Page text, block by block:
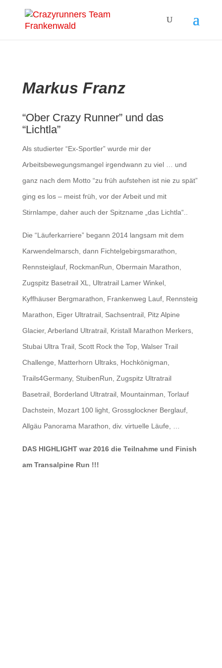
Markus Franz
“Ober Crazy Runner” und das
“Lichtla”
Als studierter “Ex-Sportler” wurde mir der
Arbeitsbewegungsmangel irgendwann zu viel … und
ganz nach dem Motto “zu früh aufstehen ist nie zu spät”
ging es los – meist früh, vor der Arbeit und mit
Stirnlampe, daher auch der Spitzname „das Lichtla“..
Die “Läuferkarriere” begann 2014 langsam mit dem
Karwendelmarsch, dann Fichtelgebirgsmarathon,
Rennsteiglauf, RockmanRun, Obermain Marathon,
Zugspitz Basetrail XL, Ultratrail Lamer Winkel,
Kyffhäuser Bergmarathon, Frankenweg Lauf, Rennsteig
Marathon, Eiger Ultratrail, Sachsentrail, Pitz Alpine
Glacier, Arberland Ultratrail, Kristall Marathon Merkers,
Stubai Ultra Trail, Scott Rock the Top, Walser Trail
Challenge, Matterhorn Ultraks, Hochkönigman,
Trails4Germany, StuibenRun, Zugspitz Ultratrail
Basetrail, Borderland Ultratrail, Mountainman, Torlauf
Dachstein, Mozart 100 light, Grossglockner Berglauf,
Allgäu Panorama Marathon, div. virtuelle Läufe, …
DAS HIGHLIGHT war 2016 die Teilnahme und Finish
am Transalpine Run !!!